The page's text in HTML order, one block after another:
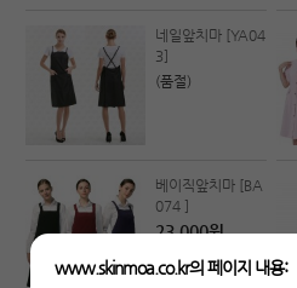
네일앞치마 [YA04
3]
(품절)
베이직앞치마 [BA
074 ]
23,000원
www.skinmoa.co.kr의 페이지 내용: